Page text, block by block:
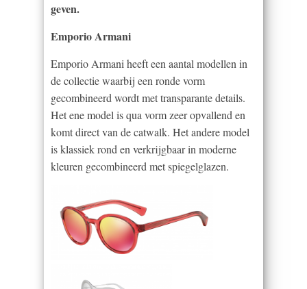
geven.
Emporio Armani
Emporio Armani heeft een aantal modellen in
de collectie waarbij een ronde vorm
gecombineerd wordt met transparante details.
Het ene model is qua vorm zeer opvallend en
komt direct van de catwalk. Het andere model
is klassiek rond en verkrijgbaar in moderne
kleuren gecombineerd met spiegelglazen.